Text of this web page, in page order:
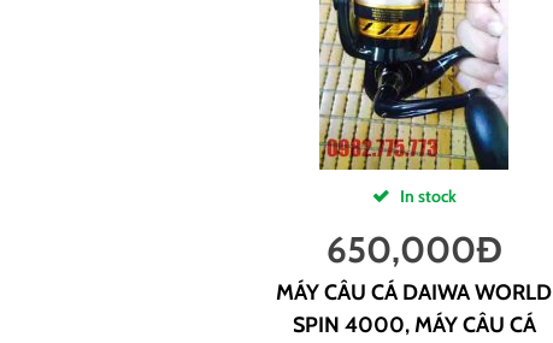
In stock
650,000Đ
MÁY CÂU CÁ DAIWA WORLD
SPIN 4000, MÁY CÂU CÁ